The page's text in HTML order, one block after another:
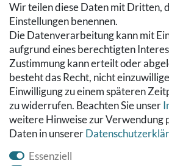
Wir teilen diese Daten mit Dritten,
Einstellungen benennen.
Die Datenverarbeitung kann mit
aufgrund eines berechtigten
Zustimmung kann erteilt oder
besteht das Recht, nicht
Einwilligung zu einem späteren
zu widerrufen. Beachten Sie unser
weitere Hinweise zur Verwendung
Daten in unserer
Essenziell
RECHTLICHES
Kontakt
Datenschutzerklärung
AGB
Impressum
Hinweise zur Batterieentsorgung
Widerrufs­recht
Vertrag widerrufen